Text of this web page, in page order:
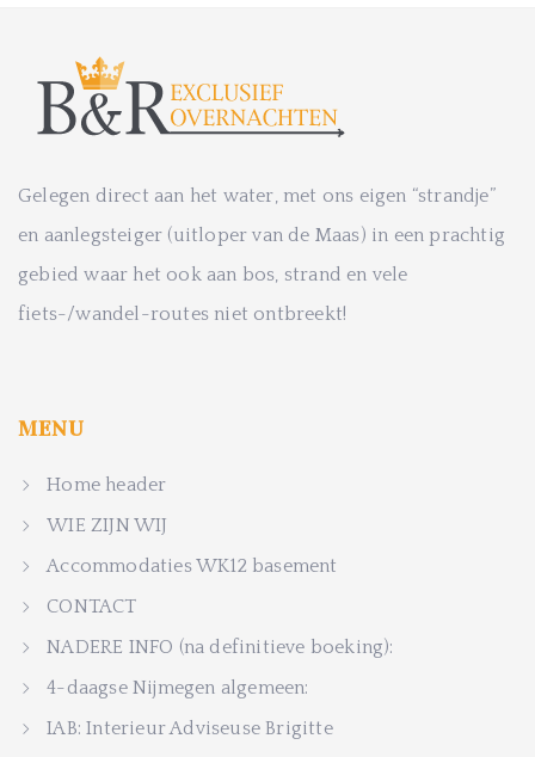
Gelegen direct aan het water, met ons eigen “strandje”
en aanlegsteiger (uitloper van de Maas) in een prachtig
gebied waar het ook aan bos, strand en vele
fiets-/wandel-routes niet ontbreekt!
MENU
Home header
WIE ZIJN WIJ
Accommodaties WK12 basement
CONTACT
NADERE INFO (na definitieve boeking):
4-daagse Nijmegen algemeen:
IAB: Interieur Adviseuse Brigitte